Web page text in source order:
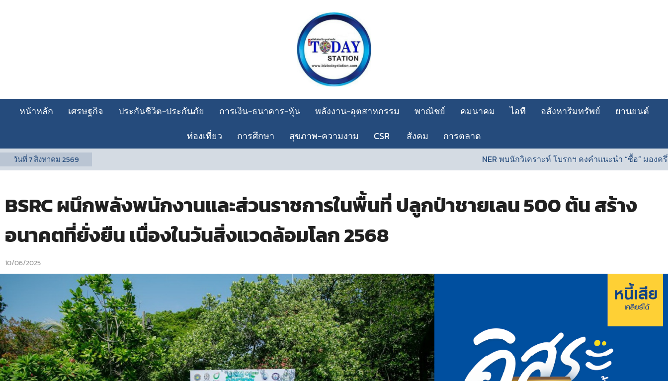
หน้าหลัก เศรษฐกิจ ประกันชีวิต-ประกันภัย การเงิน-ธนาคาร-หุ้น พลังงาน-อุตสาหกรรม พาณิชย์ คมนาคม ไอที อสังหาริมทรัพย์
ยานยนต์
ท่องเที่ยว
การศึกษา สุขภาพ-ความงาม CSR สังคม การตลาด
วันที่7 สิงหาคม 2569 NER พบนักวิเคราะห์ โบรกฯ คงคำแนะนำ “ซื้อ” มองครึ่งปีหลังเ
BSRC ผนึกพลังพนักงานและส่วนราชการในพื้นที่ ปลูกป่าชายเลน 500 ต้น สร้าง
อนาคตที่ยั่งยืน เนื่องในวันสิ่งแวดล้อมโลก 2568
10/06/2025